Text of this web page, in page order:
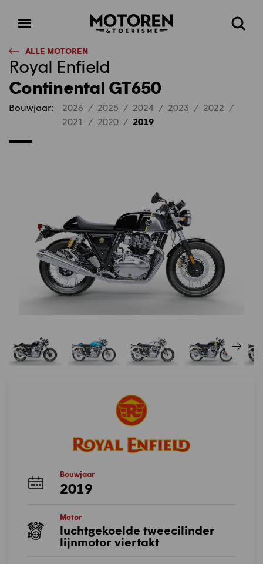
Open
Homepage Zoeken
ALLE MOTOREN
Royal Enfield
Continental GT650
Bouwjaar: 2026 / 2025 / 2024 / 2023 / 2022 /
2021 / 2020 / 2019
Bouwjaar
2019
Motor
luchtgekoelde tweecilinder
lijnmotor viertakt